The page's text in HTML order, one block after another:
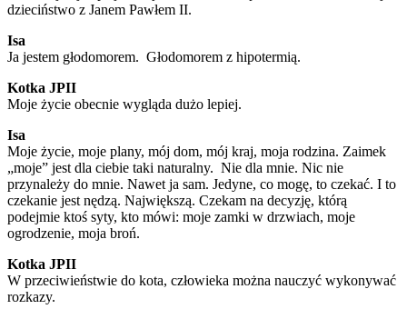
dzieciństwo z Janem Pawłem II.
Isa
Ja jestem głodomorem. Głodomorem z hipotermią.
Kotka JPII
Moje życie obecnie wygląda dużo lepiej.
Isa
Moje życie, moje plany, mój dom, mój kraj, moja rodzina. Zaimek
„moje” jest dla ciebie taki naturalny. Nie dla mnie. Nic nie
przynależy do mnie. Nawet ja sam. Jedyne, co mogę, to czekać. I to
czekanie jest nędzą. Największą. Czekam na decyzję, którą
podejmie ktoś syty, kto mówi: moje zamki w drzwiach, moje
ogrodzenie, moja broń.
Kotka JPII
W przeciwieństwie do kota, człowieka można nauczyć wykonywać
rozkazy.